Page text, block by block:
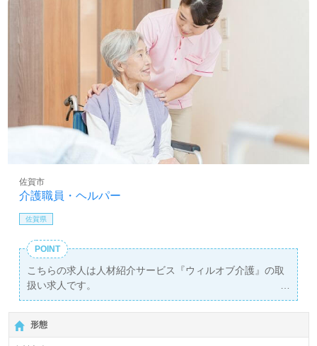
介護職員・ヘルパー
佐賀市
佐賀県
POINT
こちらの求人は人材紹介サービス『ウィルオブ介護』の取
扱い求人です。
詳細に関してお気軽にご相談ください♪
【無料】で皆さんの転職活動をサポートいたします。
形態